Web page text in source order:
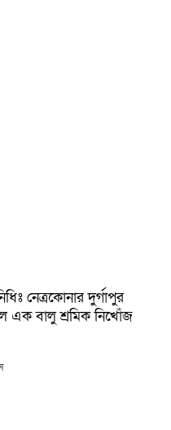
নেত্র‌কোনার দুর্গাপুর
এক বালু শ্রমিক নি‌খোঁ‌জ